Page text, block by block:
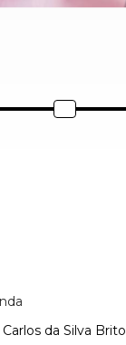
da Silva Brito